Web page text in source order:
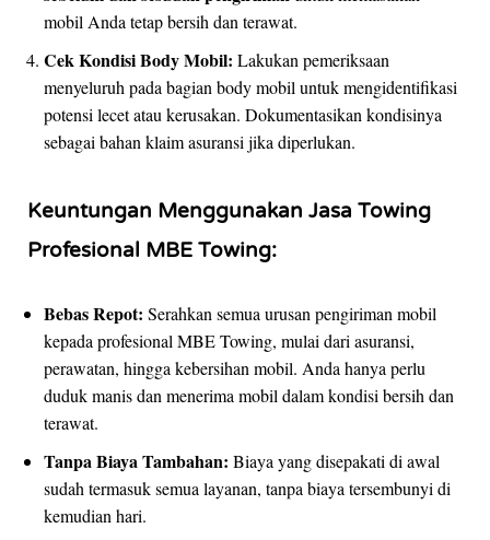
mobil Anda tetap bersih dan terawat.
Cek Kondisi Body Mobil: Lakukan pemeriksaan
menyeluruh pada bagian body mobil untuk mengidentifikasi
potensi lecet atau kerusakan. Dokumentasikan kondisinya
sebagai bahan klaim asuransi jika diperlukan.
Keuntungan Menggunakan Jasa Towing
Profesional MBE Towing:
Bebas Repot: Serahkan semua urusan pengiriman mobil
kepada profesional MBE Towing, mulai dari asuransi,
perawatan, hingga kebersihan mobil. Anda hanya perlu
duduk manis dan menerima mobil dalam kondisi bersih dan
terawat.
Tanpa Biaya Tambahan: Biaya yang disepakati di awal
sudah termasuk semua layanan, tanpa biaya tersembunyi di
kemudian hari.